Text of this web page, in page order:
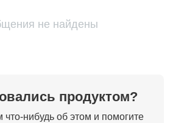
не найдены
продуктом?
что-нибудь об этом и помогите